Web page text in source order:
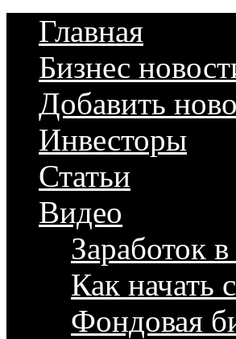
Главная
Бизнес
Добавить
Инвесторы
Статьи
Видео
Заработок
Как начать
Фондовая